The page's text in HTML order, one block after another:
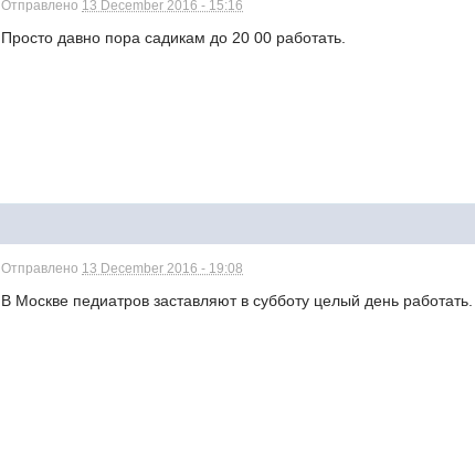
Отправлено 13 December 2016 - 15:16
Просто давно пора садикам до 20 00 работать.
Отправлено 13 December 2016 - 19:08
В Москве педиатров заставляют в субботу целый день